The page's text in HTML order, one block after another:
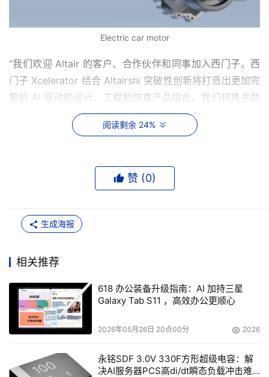
Electric car motor
“我们欢迎 Altair 的客户、合作伙伴和同事加入西门子。西
门子 Xcelerator 结合 Altairshi 突破性创新将打造出更加完
整的 AI 驱动的设计、工程和仿真产品组合。我们将携手助
力客户，以所需的速度与规模实现创新，应对当今复杂多变
的世界。” 西门子股份公司董事会主席、总裁兼首席执行官
计划，我们将扩展在工业软件领域的优势地位，使各行各业
都能受益于这场由数据与 AI 驱动的变革。”
和人工智能领域的能力，西门子在推动更高效、可持续产品
户，无论是工程师还是普通业务人员，都能够获得新的仿真
进行数据分析，从而加速创新步伐，推动各类企业实现数字
化转型。
分，将显著提升公司数字化业务营收占比。该计划将助力西
门子进一步夯实市场优势，实现业务表现和价值创造的跃
阅读剩余 24%
赞 (0)
生成海报
相关推荐
618 办公装备升级指南：AI 加持三星
Galaxy Tab S11 ，高效办公更顺心
2026年05月26日 20点00分 2026
永铭SDF 3.0V 330F方形超级电容：解
决AI服务器PCS高di/dt瞬态负载冲击难